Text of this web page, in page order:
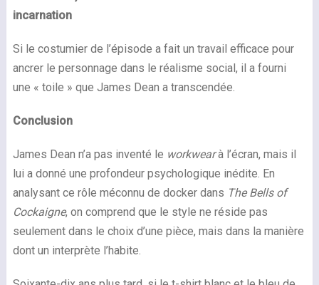
incarnation
Si le costumier de l’épisode a fait un travail efficace pour
ancrer le personnage dans le réalisme social, il a fourni
une « toile » que James Dean a transcendée.
Conclusion
James Dean n’a pas inventé le workwearà l’écran, mais il
lui a donné une profondeur psychologique inédite. En
analysant ce rôle méconnu de docker dans The Bells of
Cockaigne, on comprend que le style ne réside pas
seulement dans le choix d’une pièce, mais dans la manière
dont un interprète l’habite.